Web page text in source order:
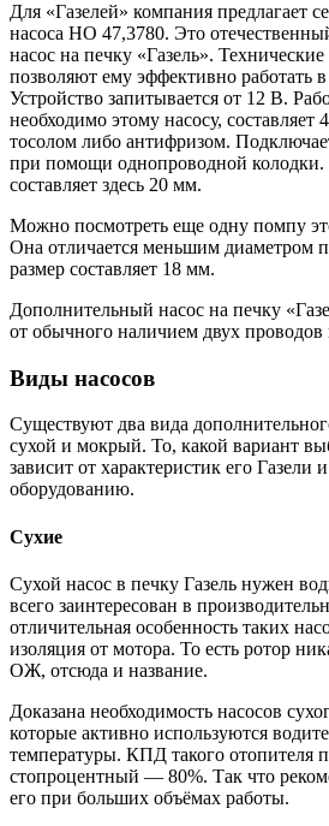
Для «Газелей» компания предлагает
насоса НО 47,3780. Это
насос на печку «Газель».
позволяют ему эффективно работать
Устройство запитывается от 12 В.
необходимо этому насосу,
тосолом либо антифризом.
при помощи однопроводной колодки.
составляет здесь 20 мм.
Можно посмотреть еще одну помпу
Она отличается меньшим диаметром
размер составляет 18 мм.
Дополнительный насос на печку
от обычного наличием двух проводов
Виды насосов
Существуют два вида
сухой и мокрый. То, какой вариант
зависит от характеристик его Газели
оборудованию.
Сухие
Сухой насос в печку Газель нужен
всего заинтересован в
отличительная особенность таких
изоляция от мотора. То есть ротор
ОЖ, отсюда и название.
Доказана необходимость насосов
которые активно используются
температуры. КПД такого отопителя
стопроцентный — 80%. Так что
его при больших объёмах работы.